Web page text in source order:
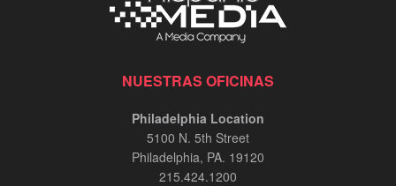
NUESTRAS OFICINAS
Philadelphia Location
5100 N. 5th Street
Philadelphia, PA. 19120
215.424.1200